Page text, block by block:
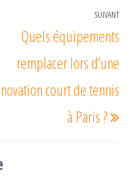
SUIVANT
Quels équipements
remplacer lors d’une
court de tennis
à Paris ?